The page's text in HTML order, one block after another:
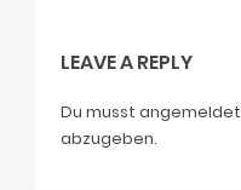
LEAVE A REPLY
Du musst angemeldet
abzugeben.